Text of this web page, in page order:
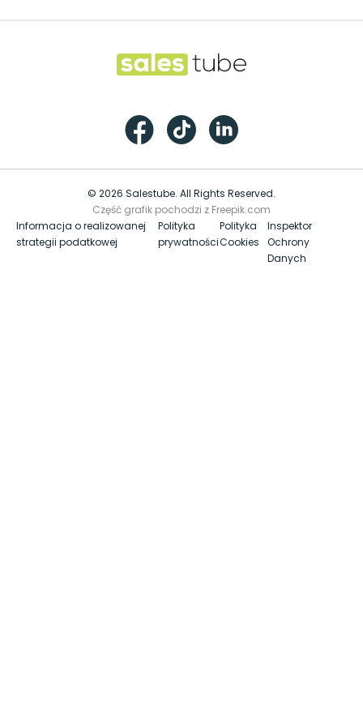
Salestube
FacebookTikTok LinkedIn
© 2026 Salestube. All Rights Reserved.
Część grafik pochodzi z Freepik.com
Informacja o realizowanej
strategii podatkowej
Polityka
prywatności
Polityka
Cookies
Inspektor
Ochrony
Danych